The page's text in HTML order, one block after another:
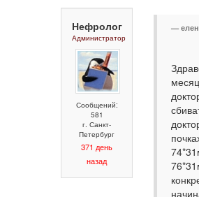
Нефролог
Администратор
Сообщений:
581
г. Санкт-
Петербург
371 день
назад